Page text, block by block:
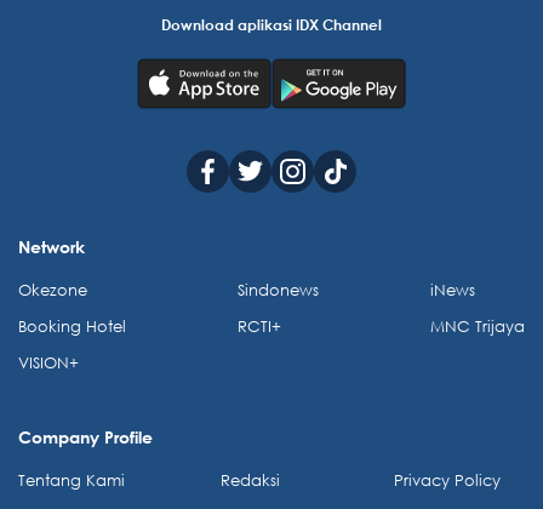
Download aplikasi IDX Channel
Network
Okezone
Booking Hotel
VISION+
Sindonews
RCTI+
iNews
MNC Trijaya
Company Profile
Tentang Kami
Redaksi
Privacy Policy